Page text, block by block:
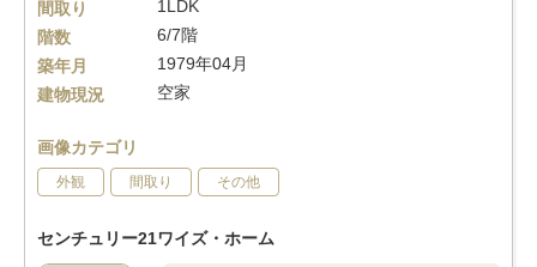
間取り
1LDK
階数
6/7階
築年月
1979年04月
建物現況
空家
画像カテゴリ
外観 間取り その他
センチュリー21ワイズ・ホーム